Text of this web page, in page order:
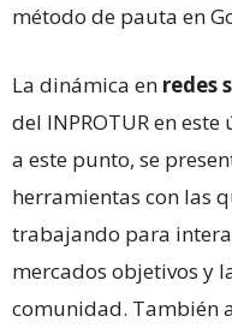
método de pauta en
La dinámica en redes
del INPROTUR en
a este punto, se
herramientas con las
trabajando para
mercados objetivos y
comunidad. También